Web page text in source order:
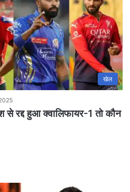
खेल
रद्द हुआ क्वालिफायर-1 तो कौन